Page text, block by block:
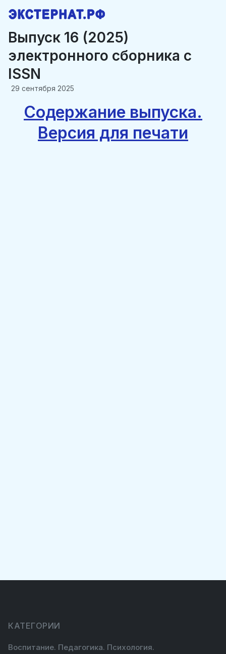
Выпуск 16 (2025)
электронного сборника c
ISSN
29 сентября 2025
Содержание выпуска.
Версия для печати
КАТЕГОРИИ
Воспитание. Педагогика. Психология.